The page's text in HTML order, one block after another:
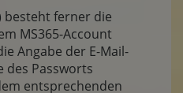
besteht ferner die
MS365-Account
Angabe der E-Mail-
des Passworts
entsprechenden